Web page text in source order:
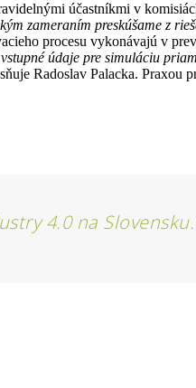
účastníkmi v
zameraním preskúšame z
procesu vykonávajú v
údaje pre simuláciu
Radoslav Palacka. Praxou
4.0 na